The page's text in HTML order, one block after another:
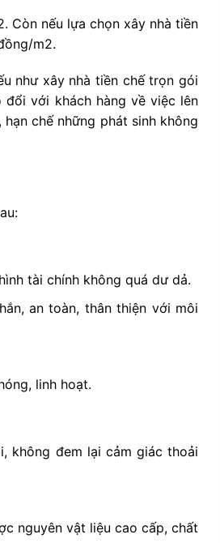
Còn nếu lựa chọn xây nhà tiền
m2.
như xây nhà tiền chế trọn gói
với khách hàng về việc lên
chế những phát sinh không
tài chính không quá dư dả.
an toàn, thân thiện với môi
linh hoạt.
không đem lại cảm giác thoải
nguyên vật liệu cao cấp, chất